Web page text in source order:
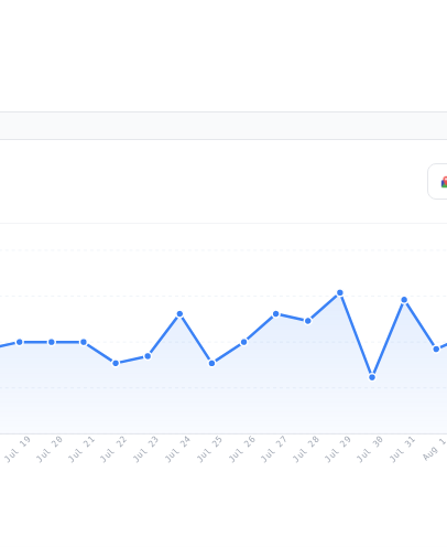
Jul 19 Jul 20 Jul 21Jul 22 Jul 23 Jul 24 Jul 25 Jul 26Jul 27 Jul 28Jul 29 Jul 30 Jul 31 Aug 1